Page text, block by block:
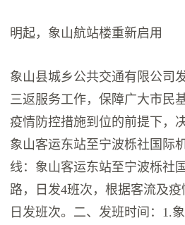
明起，象山航站楼重新启用
象山县城乡公共交通有限公司
三返服务工作，保障广大市民
疫情防控措施到位的前提下，
象山客运东站至宁波栎社国际
线：象山客运东站至宁波栎社
路，日发4班次，根据客流及
日发班次。二、发班时间：1.